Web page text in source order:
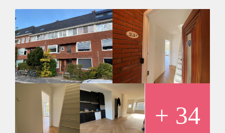
Indeling:
Het betreft een ruime bovenwoning met vier slaapkamers,
een ruime woonkamer met keuken en een badkamer. Ook
beschikt het appartement over een balkon en een ruim
dakterras.
+ 34